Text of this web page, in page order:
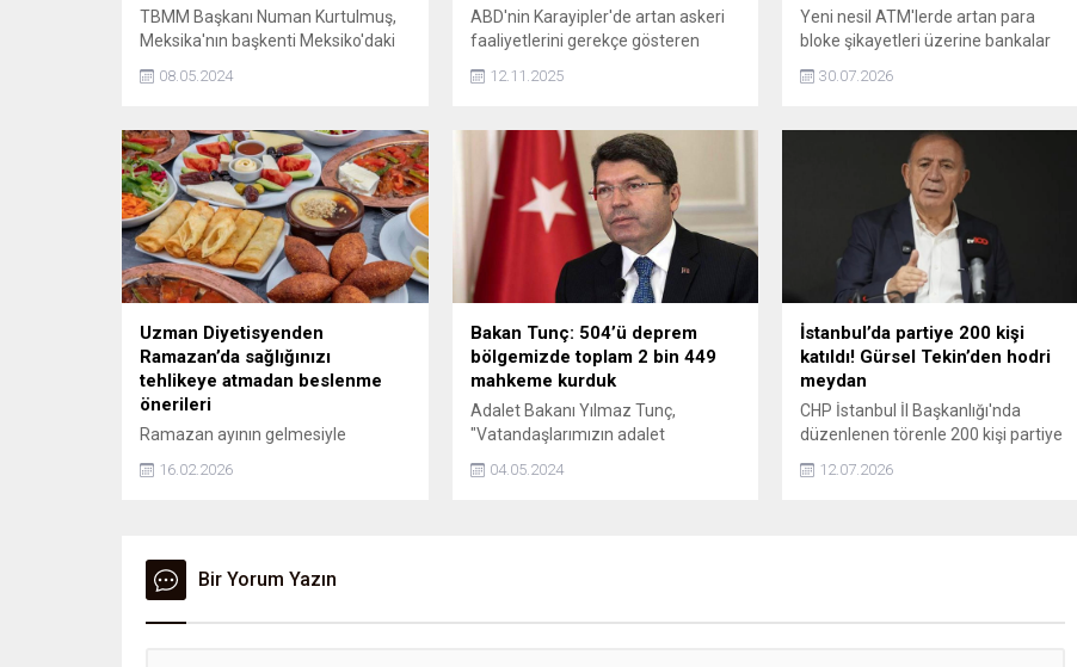
TBMM Başkanı Numan Kurtulmuş,
Meksika'nın başkenti Meksiko'daki
Atatürk Anıtı'nı ziyaret etti.
08.05.2024
ABD'nin Karayipler'de artan askeri
faaliyetlerini gerekçe gösteren
Venezuela Lideri Maduro, "ulusal
savunma komutanlıkları" kurulması
Bakanı Lopez ise 200 bin askerin
seferber edildiğini duyurmuştu.
12.11.2025
Yeni nesil ATM'lerde artan para
bloke şikayetleri üzerine bankalar
harekete geçti. Güvenlik sensörleri
ve 30 saniye kuralı nedeniyle bloke
yapılması gerekenleri derledik.
30.07.2026
Uzman Diyetisyenden
Ramazan’da sağlığınızı
tehlikeye atmadan beslenme
önerileri
Ramazan ayının gelmesiyle
önemine dikkat çekiyor. Diyetisyen
koruduğunu belirterek önemli
uyarılarda bulundu.
16.02.2026
Bakan Tunç: 504’ü deprem
bölgemizde toplam 2 bin 449
mahkeme kurduk
Adalet Bakanı Yılmaz Tunç,
"Vatandaşlarımızın adalet
kolaylaştırılması amacıyla 504'ü
04.05.2024
İstanbul’da partiye 200 kişi
katıldı! Gürsel Tekin’den hodri
meydan
CHP İstanbul İl Başkanlığı'nda
düzenlenen törenle 200 kişi partiye
görevlendirilen Gürsel Tekin, sert
12.07.2026
Bir Yorum Yazın